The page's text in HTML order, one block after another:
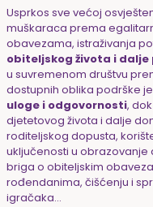
Usprkos sve većoj
muškaraca prema
obavezama, istraživanja
obiteljskog života i dalje
u suvremenom društvu
dostupnih oblika podrške
uloge i odgovornosti,
djetetovog života i dalje
roditeljskog dopusta,
uključenosti u
briga o obiteljskim
rođendanima, čišćenju i
igračaka…